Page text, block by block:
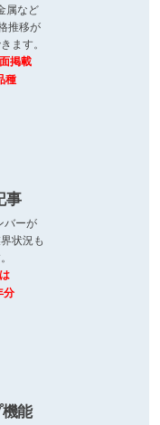
属など
推移が
ます。
掲載
種
事
バーが
状況も
分
能